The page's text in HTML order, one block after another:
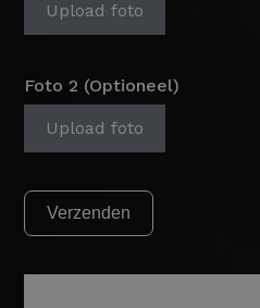
Upload foto
Foto 2 (Optioneel)
Upload foto
Verzenden